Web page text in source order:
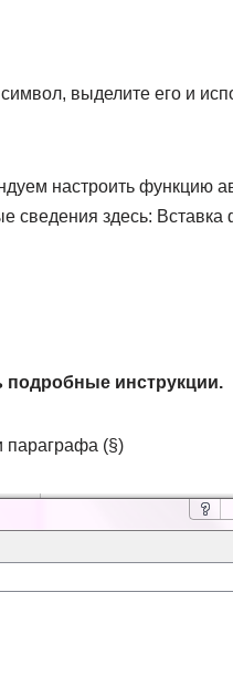
выделите его и
настроить функцию
сведения здесь: Вставка
подробные инструкции.
параграфа (§)